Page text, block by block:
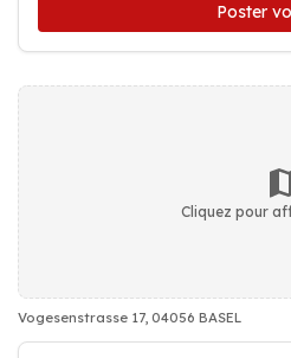
Poster
Cliquez pour
Vogesenstrasse 17, 04056 BASEL